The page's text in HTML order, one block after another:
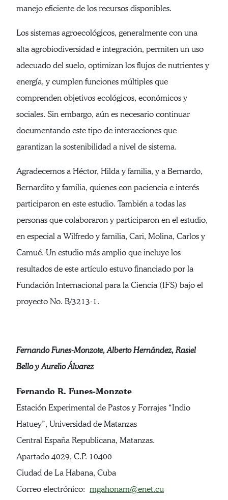
manejo eficiente de los recursos disponibles.
Los sistemas agroecológicos, generalmente con una
alta agrobiodiversidad e integración, permiten un uso
adecuado del suelo, optimizan los flujos de nutrientes y
energía, y cumplen funciones múltiples que
comprenden objetivos ecológicos, económicos y
sociales. Sin embargo, aún es necesario continuar
documentando este tipo de interacciones que
garantizan la sostenibilidad a nivel de sistema.
Agradecemos a Héctor, Hilda y familia, y a Bernardo,
Bernardito y familia, quienes con paciencia e interés
participaron en este estudio. También a todas las
personas que colaboraron y participaron en el estudio,
en especial a Wilfredo y familia, Cari, Molina, Carlos y
Camué. Un estudio más amplio que incluye los
resultados de este artículo estuvo financiado por la
Fundación Internacional para la Ciencia (IFS) bajo el
proyecto No. B/3213-1.
Fernando Funes-Monzote, Alberto Hernández, Rasiel
Bello y Aurelio Álvarez
Fernando R. Funes-Monzote
Estación Experimental de Pastos y Forrajes “Indio
Hatuey”, Universidad de Matanzas
Central España Republicana, Matanzas.
Apartado 4029, C.P. 10400
Ciudad de La Habana, Cuba
Correo electrónico: mgahonam@enet.cu